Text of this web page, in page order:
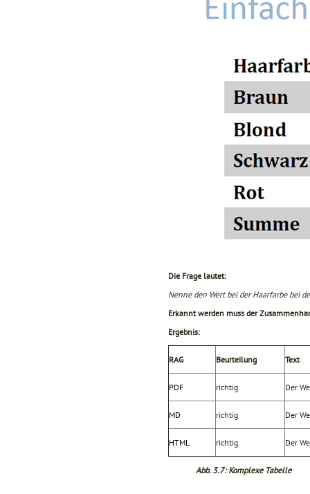
Die Frage lautet:
Nenne den Wert bei der Haarfarbe bei
Erkannt werden muss der
Ergebnis:
RAG Beurteilung Text
PDF richtig Der
MD richtig Der
HTML richtig Der
Abb. 3.7: Komplexe Tabelle